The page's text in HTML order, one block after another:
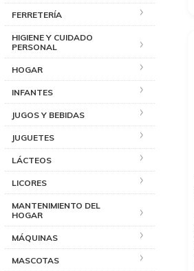
FERRETERÍA
HIGIENE Y CUIDADO
PERSONAL
HOGAR
INFANTES
JUGOS Y BEBIDAS
JUGUETES
LÁCTEOS
LICORES
MANTENIMIENTO DEL
HOGAR
MÁQUINAS
MASCOTAS